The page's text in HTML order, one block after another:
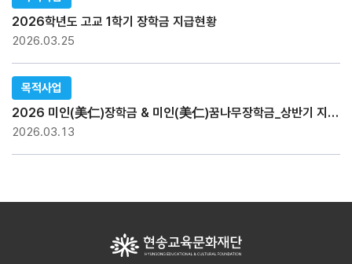
2026학년도 고교 1학기 장학금 지급현황
2026.03.25
목적사업
2026 미인(美仁)장학금 & 미인(美仁)꿈나무장학금_상반기 지급현황
2026.03.13